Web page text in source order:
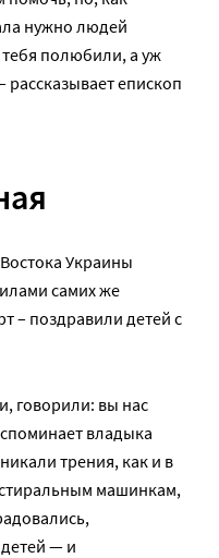
нужно людей
полюбили, а уж
епископ
Украины
самих же
– поздравили детей с
говорили: вы нас
владыка
трения, как и в
машинкам,
— и